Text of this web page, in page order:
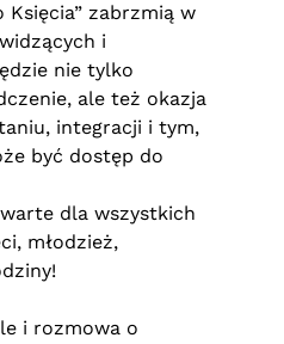
Księcia” zabrzmią w
i
nie tylko
ale też okazja
integracji i tym,
być dostęp do
dla wszystkich
młodzież,
i rozmowa o